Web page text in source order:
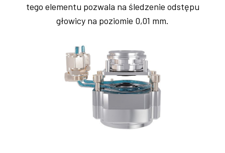
tego elementu pozwala na śledzenie odstępu
głowicy na poziomie 0,01 mm.